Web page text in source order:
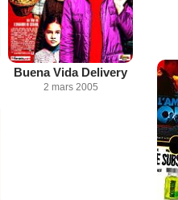
Buena Vida Delivery
2 mars 2005